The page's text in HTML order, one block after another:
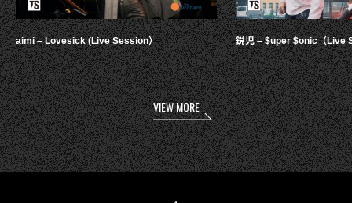
aimi – Lovesick (Live Session） 鋭児 – $uper $onic（Live
VIEW MORE